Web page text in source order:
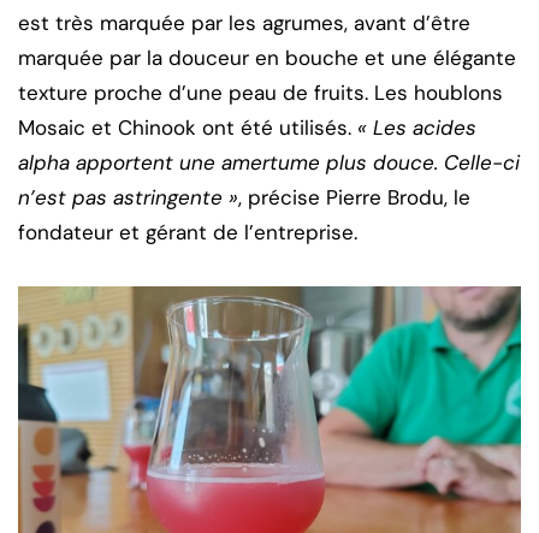
est très marquée par les agrumes, avant d’être
marquée par la douceur en bouche et une élégante
texture proche d’une peau de fruits. Les houblons
Mosaic et Chinook ont été utilisés. « Les acides
alpha apportent une amertume plus douce. Celle-ci
n’est pas astringente », précise Pierre Brodu, le
fondateur et gérant de l’entreprise.